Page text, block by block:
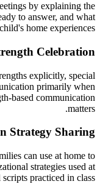
by explaining the
to answer, and what
home experiences.
Celebration
explicitly, special
primarily when
based communication
matters.
Strategy Sharing
can use at home to
strategies used at
practiced in class.